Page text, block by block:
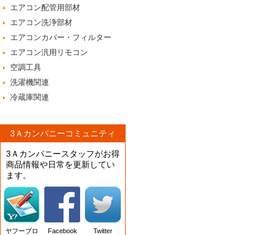
エアコン配管用部材
エアコン洗浄部材
エアコンカバー・フィルター
エアコン汎用リモコン
空調工具
洗濯機関連
冷蔵庫関連
3Ａカンパニーコミュニティ
3Ａカンパニースタッフがお得
商品情報や日常を更新してい
ます。
ヤフーブロ
Facebook Twitter